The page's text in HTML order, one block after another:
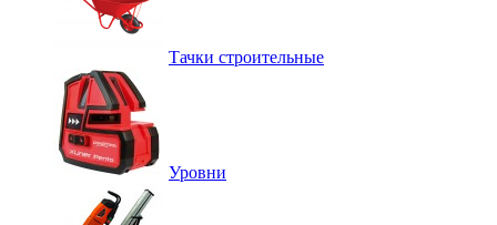
Тачки строительные
Уровни